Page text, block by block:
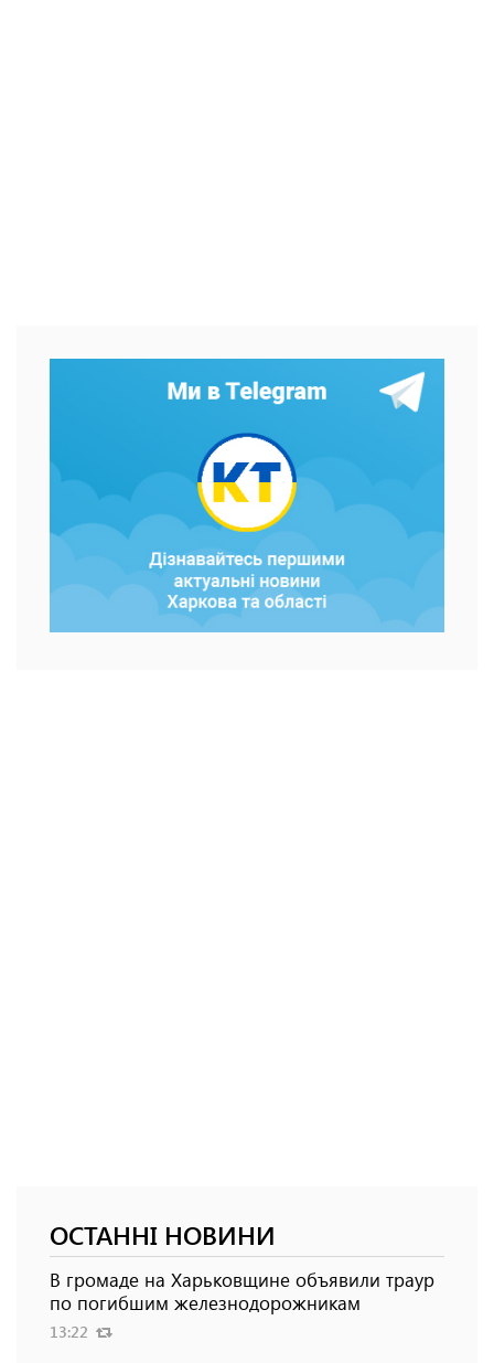
ОСТАННІ НОВИНИ
В громаде на Харьковщине объявили траур
по погибшим железнодорожникам
13:22